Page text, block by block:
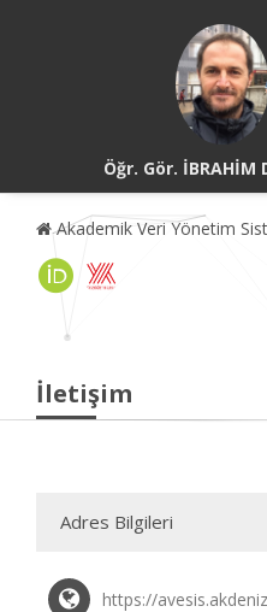
Öğr. Gör. İBRAHİM
Akademik Veri Yönetim
İletişim
Adres Bilgileri
https://